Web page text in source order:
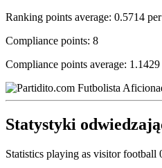
Ranking points average: 0.5714
Compliance points: 8
Compliance points average:
Statystyki
Statistics playing as visitor football